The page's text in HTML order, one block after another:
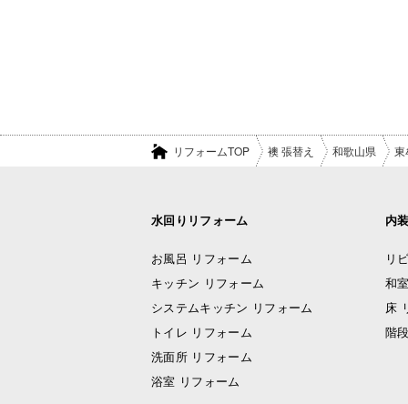
リフォームTOP 襖 張替え 和歌山県 東
水回りリフォーム
お風呂 リフォーム
キッチン リフォーム
システムキッチン リフォーム
トイレ リフォーム
洗面所 リフォーム
浴室 リフォーム
内
リ
和
床
階